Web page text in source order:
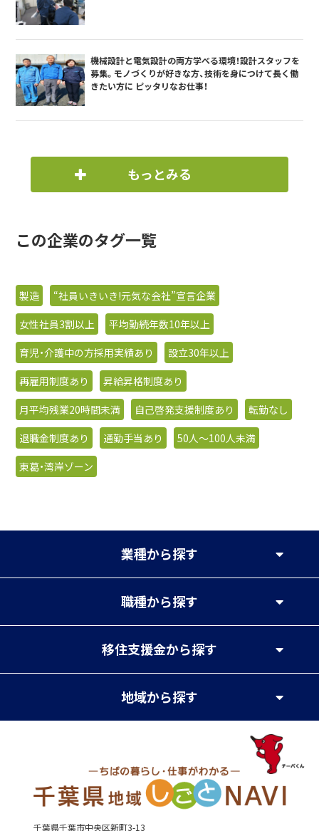
機械設計と電気設計の両方学べる環境！設計スタッフを
募集。モノづくりが好きな方、技術を身につけて長く働
きたい方に ピッタリなお仕事！
もっとみる
この企業のタグ一覧
製造
“社員いきいき!元気な会社”宣言企業
女性社員3割以上
平均勤続年数10年以上
育児・介護中の方採用実績あり
設立30年以上
再雇用制度あり
昇給昇格制度あり
月平均残業20時間未満
自己啓発支援制度あり
転勤なし
退職金制度あり
通勤手当あり
50人〜100人未満
東葛・湾岸ゾーン
業種から探す
職種から探す
移住支援金から探す
地域から探す
千葉県千葉市中央区新町3-13